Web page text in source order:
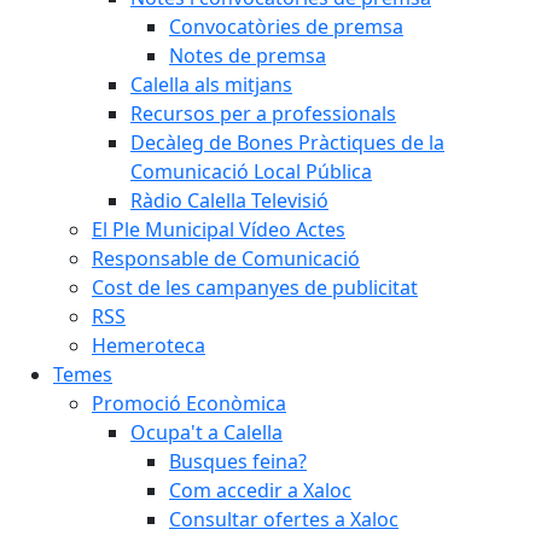
Convocatòries de premsa
Notes de premsa
Calella als mitjans
Recursos per a professionals
Decàleg de Bones Pràctiques de la
Comunicació Local Pública
Ràdio Calella Televisió
El Ple Municipal Vídeo Actes
Responsable de Comunicació
Cost de les campanyes de publicitat
RSS
Hemeroteca
Temes
Promoció Econòmica
Ocupa't a Calella
Busques feina?
Com accedir a Xaloc
Consultar ofertes a Xaloc